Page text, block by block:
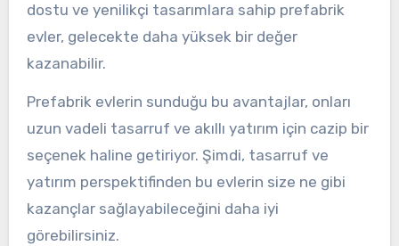
dostu ve yenilikçi tasarımlara sahip prefabrik
evler, gelecekte daha yüksek bir değer
kazanabilir.
Prefabrik evlerin sunduğu bu avantajlar, onları
uzun vadeli tasarruf ve akıllı yatırım için cazip bir
seçenek haline getiriyor. Şimdi, tasarruf ve
yatırım perspektifinden bu evlerin size ne gibi
kazançlar sağlayabileceğini daha iyi
görebilirsiniz.